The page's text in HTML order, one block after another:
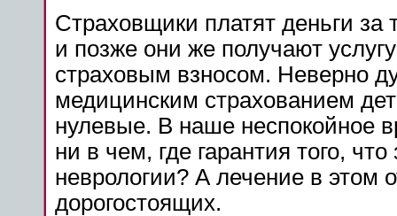
Страховщики платят деньги за
и позже они же получают
страховым взносом. Неверно
медицинским страхованием
нулевые. В наше неспокойное
ни в чем, где гарантия того,
неврологии? А лечение в этом
дорогостоящих.